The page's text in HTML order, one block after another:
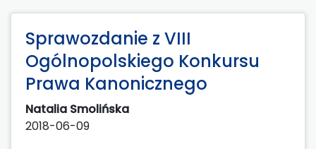
Sprawozdanie z VIII
Ogólnopolskiego Konkursu
Prawa Kanonicznego
Natalia Smolińska
2018-06-09